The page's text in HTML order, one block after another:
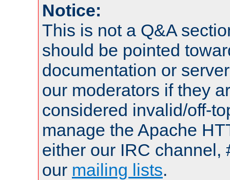
Notice:
This is not a Q&A
should be pointed
documentation or
our moderators if they
considered invalid/off-
manage the Apache
either our IRC channel,
our mailing lists.